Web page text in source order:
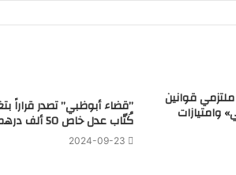
قوانين
وامتيازات كُتّاب عدل خاص 50 ألف درهم
2024-09-23